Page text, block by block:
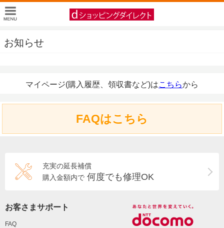
お知らせ
マイページ(購入履歴、領収書など)はこちらから
FAQはこちら
充実の延長補償
購入金額内で 何度でも修理OK
お客さまサポート
FAQ